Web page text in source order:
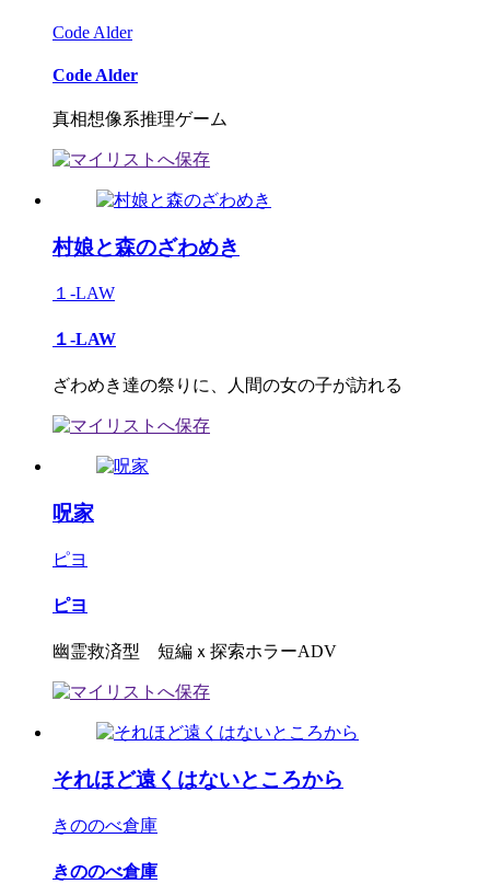
Code Alder
Code Alder
真相想像系推理ゲーム
村娘と森のざわめき
１-LAW
１-LAW
ざわめき達の祭りに、人間の女の子が訪れる
呪家
ピヨ
ピヨ
幽霊救済型 短編ｘ探索ホラーADV
それほど遠くはないところから
きののべ倉庫
きののべ倉庫